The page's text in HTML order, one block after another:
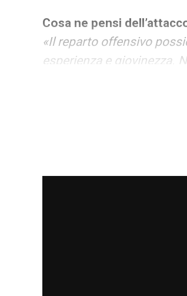
Cosa ne pensi
«Il reparto offensivo
esperienza e giovinezza.
Per concludere, c’è